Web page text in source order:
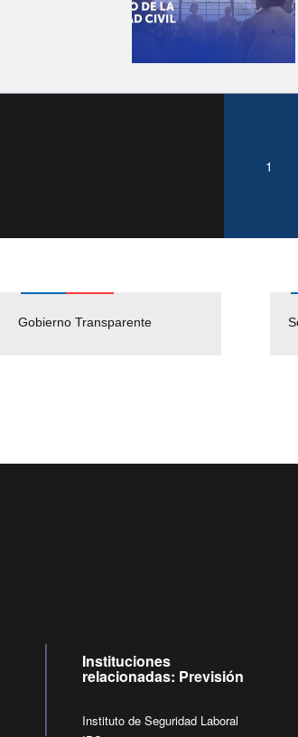
1
Gobierno Transparente Pago
Instituciones
relacionadas: Previsión
Instituto de Seguridad Laboral